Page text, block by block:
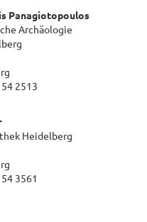
Panagiotopoulos
Archäologie
2513
Heidelberg
3561